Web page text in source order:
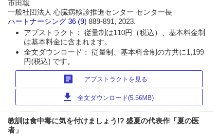
市田聡
一般社団法人 心臓病検診推進センター センター長
ハートナーシング 36 (9)889-891, 2023.
アブストラクト： 従量制は110円（税込）、基本料金制
は基本料金に含まれます。
全文ダウンロード： 従量制、基本料金制の方共に1,199
円(税込) です。
article アブストラクトを見る
download 全文ダウンロード(5.56MB)
教訓は食中毒に気を付けましょう!? 盛夏の代表作「夏の医
者」